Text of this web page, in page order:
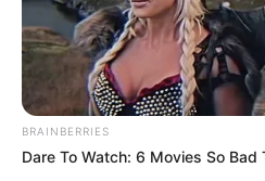
Tangkap Ikan dari
PT Saipem Dukung
Karimun, Bupati Beri
Police Go To School
BRAINBERRIES
Dare To Watch: 6 Movies So Bad